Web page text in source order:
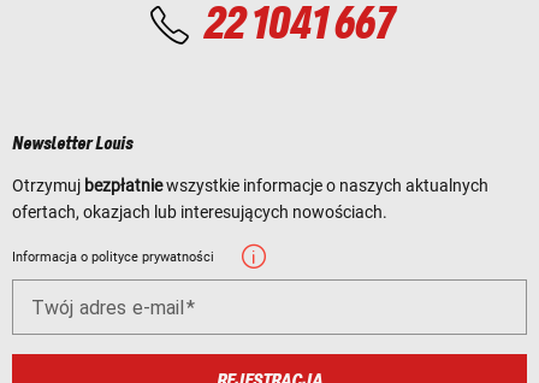
22 1041 667
Newsletter Louis
Otrzymuj bezpłatniewszystkie informacje o naszych aktualnych
ofertach, okazjach lub interesujących nowościach.
Informacja o polityce prywatności
Twój adres e-mail